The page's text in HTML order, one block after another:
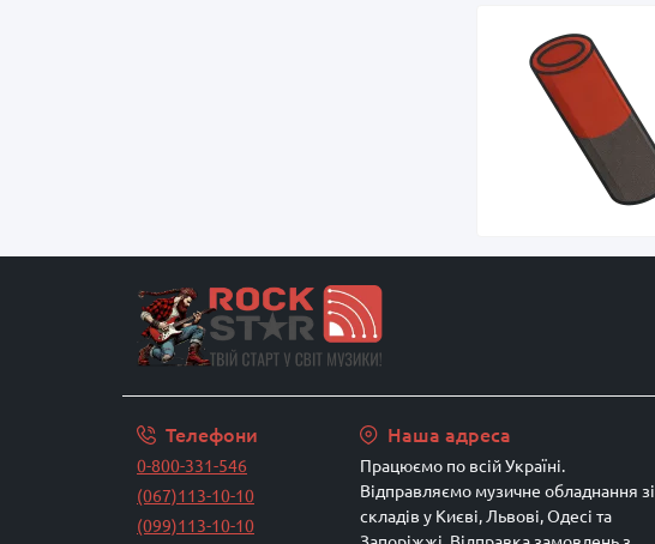
Телефони
0-800-331-546
(067)113-10-10
(099)113-10-10
Наша адреса
Працюємо по всій Україні.
Відправляємо музичне обладнання зі
складів у Києві, Львові, Одесі та